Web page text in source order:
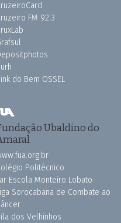
FM 92.3
do Bem OSSEL
Ubaldino do
Politécnico
Escola Monteiro Lobato
Sorocabana de Combate ao
dos Velhinhos